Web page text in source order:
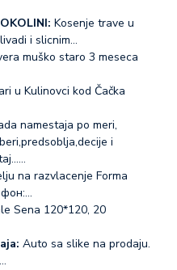
Kosenje trave u
i slicnim…
muško staro 3 meseca
u Kulinovci kod Čačka
namestaja po meri,
i
na razvlacenje Forma
Sena 120*120, 20
Auto sa slike na prodaju.